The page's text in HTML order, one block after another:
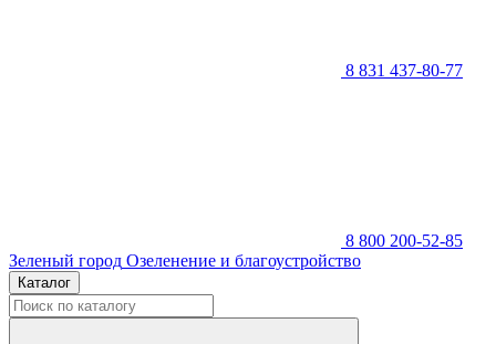
8 831 437-80-77
8 800 200-52-85
Зеленый город Озеленение и благоустройство
Каталог